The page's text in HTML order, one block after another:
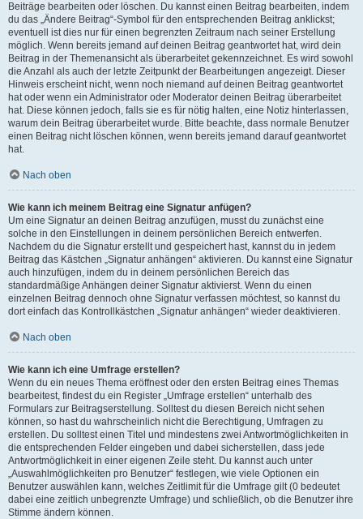
Beiträge bearbeiten oder löschen. Du kannst einen Beitrag bearbeiten, indem
du das „Ändere Beitrag“-Symbol für den entsprechenden Beitrag anklickst;
eventuell ist dies nur für einen begrenzten Zeitraum nach seiner Erstellung
möglich. Wenn bereits jemand auf deinen Beitrag geantwortet hat, wird dein
Beitrag in der Themenansicht als überarbeitet gekennzeichnet. Es wird sowohl
die Anzahl als auch der letzte Zeitpunkt der Bearbeitungen angezeigt. Dieser
Hinweis erscheint nicht, wenn noch niemand auf deinen Beitrag geantwortet
hat oder wenn ein Administrator oder Moderator deinen Beitrag überarbeitet
hat. Diese können jedoch, falls sie es für nötig halten, eine Notiz hinterlassen,
warum dein Beitrag überarbeitet wurde. Bitte beachte, dass normale Benutzer
einen Beitrag nicht löschen können, wenn bereits jemand darauf geantwortet
hat.
Nach oben
Wie kann ich meinem Beitrag eine Signatur anfügen?
Um eine Signatur an deinen Beitrag anzufügen, musst du zunächst eine
solche in den Einstellungen in deinem persönlichen Bereich entwerfen.
Nachdem du die Signatur erstellt und gespeichert hast, kannst du in jedem
Beitrag das Kästchen „Signatur anhängen“ aktivieren. Du kannst eine Signatur
auch hinzufügen, indem du in deinem persönlichen Bereich das
standardmäßige Anhängen deiner Signatur aktivierst. Wenn du einen
einzelnen Beitrag dennoch ohne Signatur verfassen möchtest, so kannst du
dort einfach das Kontrollkästchen „Signatur anhängen“ wieder deaktivieren.
Nach oben
Wie kann ich eine Umfrage erstellen?
Wenn du ein neues Thema eröffnest oder den ersten Beitrag eines Themas
bearbeitest, findest du ein Register „Umfrage erstellen“ unterhalb des
Formulars zur Beitragserstellung. Solltest du diesen Bereich nicht sehen
können, so hast du wahrscheinlich nicht die Berechtigung, Umfragen zu
erstellen. Du solltest einen Titel und mindestens zwei Antwortmöglichkeiten in
die entsprechenden Felder eingeben und dabei sicherstellen, dass jede
Antwortmöglichkeit in einer eigenen Zeile steht. Du kannst auch unter
„Auswahlmöglichkeiten pro Benutzer“ festlegen, wie viele Optionen ein
Benutzer auswählen kann, welches Zeitlimit für die Umfrage gilt (0 bedeutet
dabei eine zeitlich unbegrenzte Umfrage) und schließlich, ob die Benutzer ihre
Stimme ändern können.